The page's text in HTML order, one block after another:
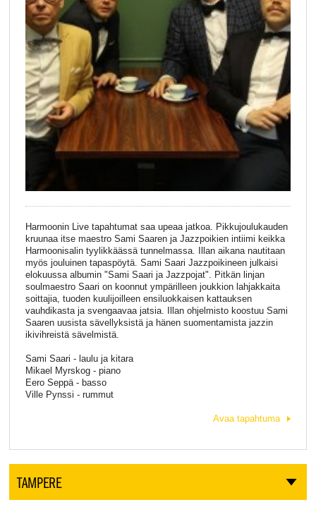
Harmoonin Live tapahtumat saa upeaa jatkoa. Pikkujoulukauden
kruunaa itse maestro Sami Saaren ja Jazzpoikien intiimi keikka
Harmoonisalin tyylikkäässä tunnelmassa. Illan aikana nautitaan
myös jouluinen tapaspöytä. Sami Saari Jazzpoikineen julkaisi
elokuussa albumin "Sami Saari ja Jazzpojat". Pitkän linjan
soulmaestro Saari on koonnut ympärilleen joukkion lahjakkaita
soittajia, tuoden kuulijoilleen ensiluokkaisen kattauksen
vauhdikasta ja svengaavaa jatsia. Illan ohjelmisto koostuu Sami
Saaren uusista sävellyksistä ja hänen suomentamista jazzin
ikivihreistä sävelmistä.
Sami Saari - laulu ja kitara
Mikael Myrskog - piano
Eero Seppä - basso
Ville Pynssi - rummut
Avaa tapahtuma
TAMPERE